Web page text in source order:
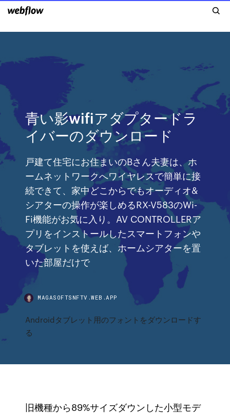
青い影wifiアダプタードラ
イバーのダウンロード
戸建て住宅にお住まいのBさん夫妻は、ホ
ームネットワークへワイヤレスで簡単に接
続できて、家中どこからでもオーディオ&
シアターの操作が楽しめるRX-V583のWi-
Fi機能がお気に入り。AV CONTROLLERア
プリをインストールしたスマートフォンや
タブレットを使えば、ホームシアターを置
いた部屋だけで
MAGASOFTSNFTV.WEB.APP
Androidタブレット用のフォントをダウンロードす
る
旧機種から89%サイズダウンした小型モデ